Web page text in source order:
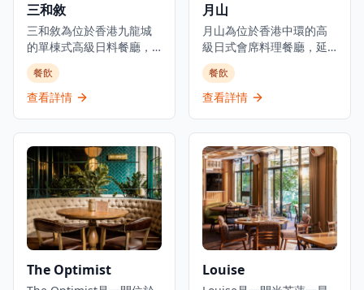
三和敘
三和敘為位於香港九龍城
的單棟式高級日料餐廳，
集結三大傳統日本料理：
壽司、鐵板燒、爐端燒的
日式餐飲概念。環境優美
以優質食材呈獻高級日式
料理，提供卓越的無菜單
料理體驗。主要菜單包括
三和敘御膳系列，如香煎
法國鴨肝伴美國安格斯牛
柳御膳（HK$268起）、燒
西京味噌銀鱈魚御膳
理。結合高級料理與聚會
餐飲
查看詳情
月山
月山為位於香港中環的高
級日式會席料理餐廳，延
續米芝蓮星級日本料理的
血統。餐廳佔地3,000平方
呎，由資深廚藝團隊領
配佳餚的會席料理，同時
提供廚師發辦壽司料理及
各式地道和食選擇。餐廳
專注於無菜單料理及會席
晚餐體驗，體現日本飲食
文化中「時令食材」的精
神。季節性輪換的無菜單
帶領食客展開多道菜式的
餐飲
查看詳情
The Optimist Louise